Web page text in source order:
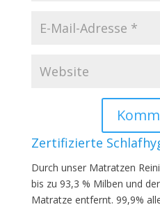
Zertifizierte
Durch unser Matratzen
bis zu 93,3 % Milben und
Matratze entfernt. 99,9%